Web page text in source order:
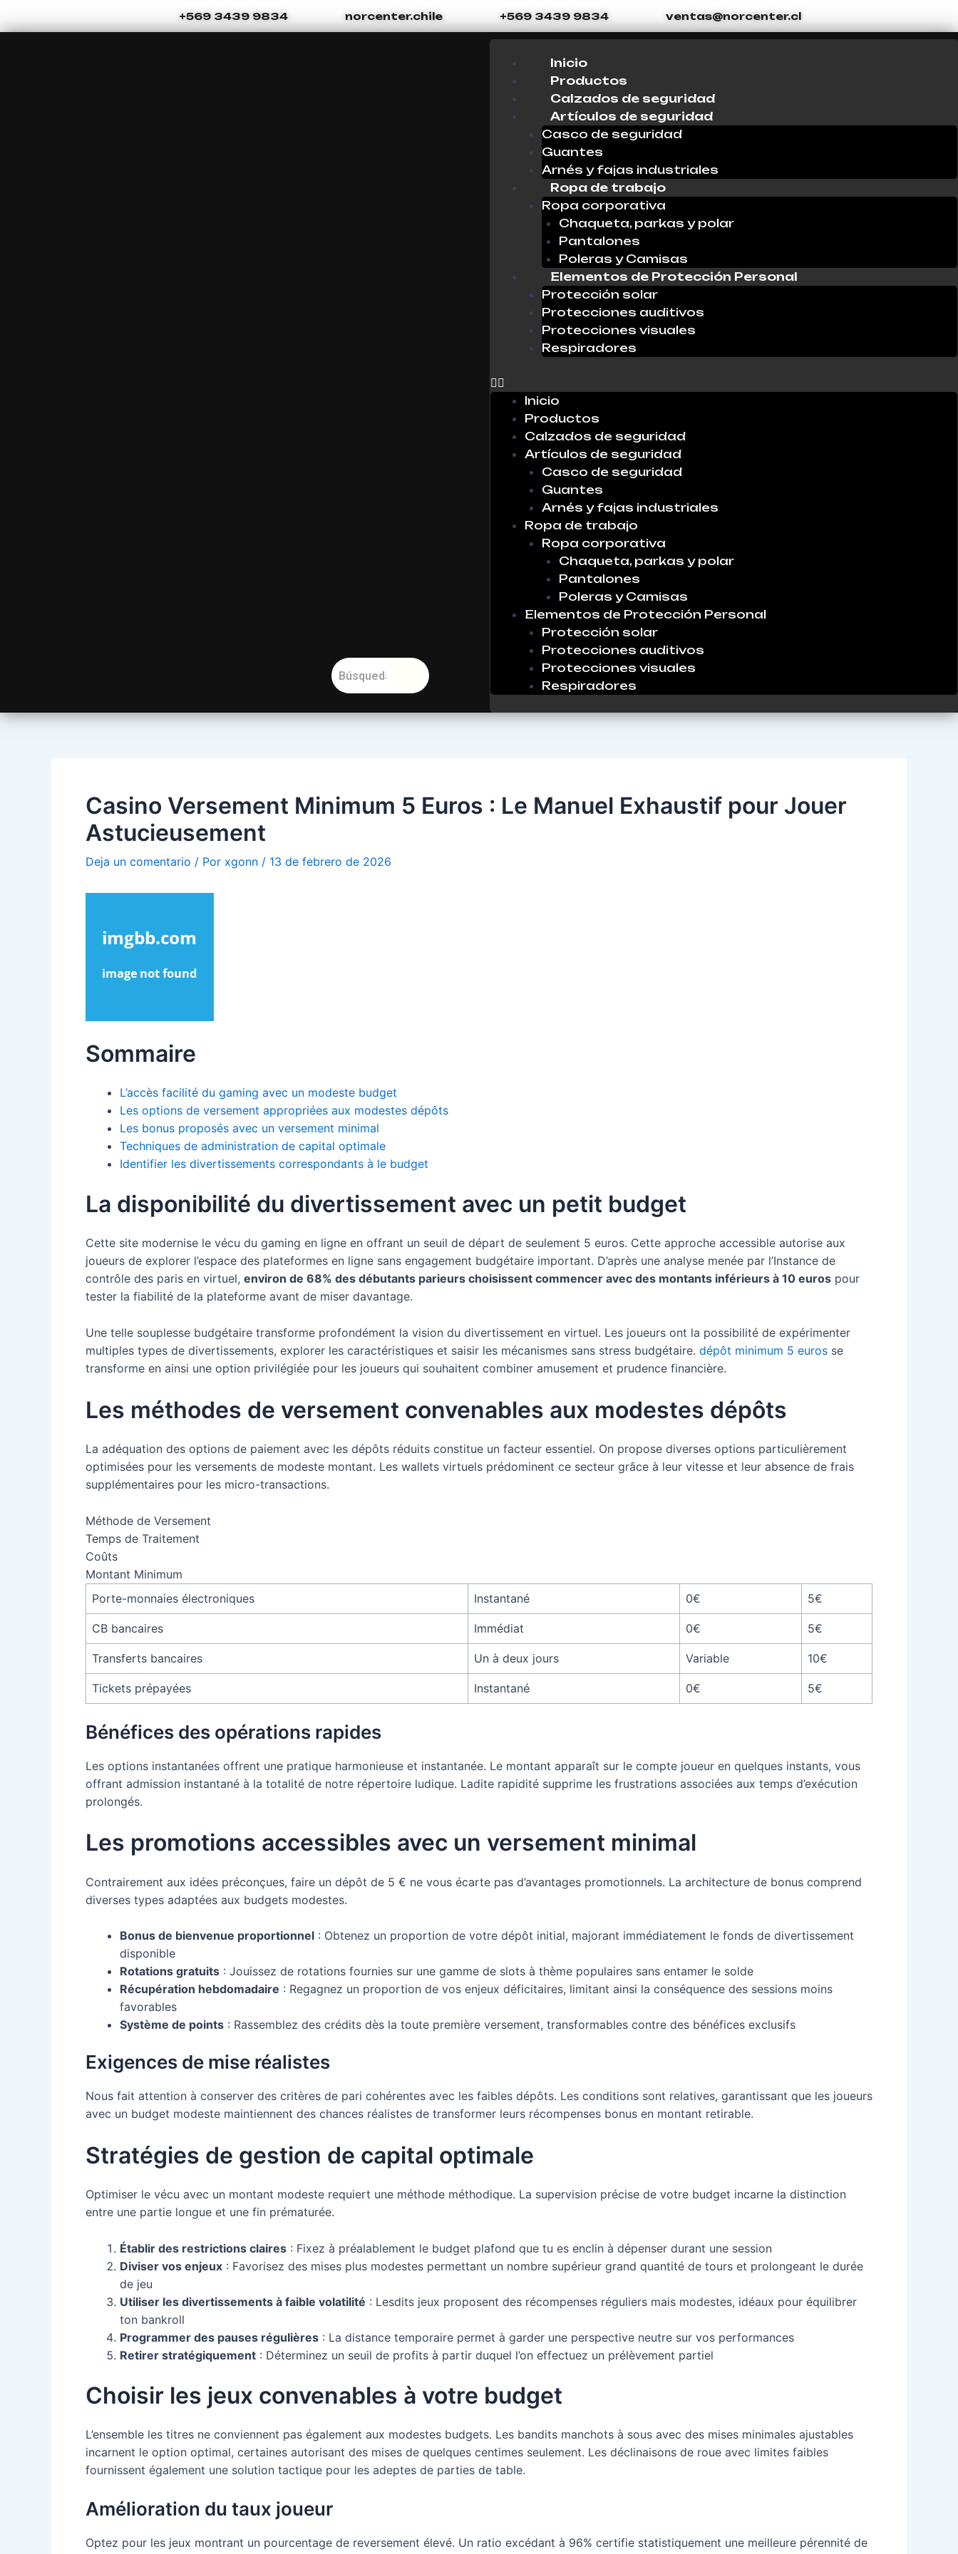
al
+569 3439 9834 norcenter.chile +569 3439 9834 ventas@norcenter.cl
Inicio
Productos
Calzados de seguridad
Artículos de seguridad
Casco de seguridad
Guantes
Arnés y fajas industriales
Ropa de trabajo
Ropa corporativa
Chaqueta, parkas y polar
Pantalones
Poleras y Camisas
Elementos de Protección Personal
Protección solar
Protecciones auditivos
Protecciones visuales
Respiradores
Inicio
Productos
Calzados de seguridad
Artículos de seguridad
Casco de seguridad
Guantes
Arnés y fajas industriales
Ropa de trabajo
Ropa corporativa
Chaqueta, parkas y polar
Pantalones
Poleras y Camisas
Elementos de Protección Personal
Protección solar
Protecciones auditivos
Protecciones visuales
Respiradores
Casino Versement Minimum 5 Euros : Le Manuel Exhaustif pour Jouer
Astucieusement
Deja un comentario / Por xgonn / 13 de febrero de 2026
Sommaire
L’accès facilité du gaming avec un modeste budget
Les options de versement appropriées aux modestes dépôts
Les bonus proposés avec un versement minimal
Techniques de administration de capital optimale
Identifier les divertissements correspondants à le budget
La disponibilité du divertissement avec un petit budget
Cette site modernise le vécu du gaming en ligne en offrant un seuil de départ de seulement 5 euros. Cette approche accessible autorise aux
joueurs de explorer l’espace des plateformes en ligne sans engagement budgétaire important. D’après une analyse menée par l’Instance de
contrôle des paris en virtuel, environ de 68% des débutants parieurs choisissent commencer avec des montants inférieurs à 10 euros pour
tester la fiabilité de la plateforme avant de miser davantage.
Une telle souplesse budgétaire transforme profondément la vision du divertissement en virtuel. Les joueurs ont la possibilité de expérimenter
multiples types de divertissements, explorer les caractéristiques et saisir les mécanismes sans stress budgétaire. dépôt minimum 5 euros se
transforme en ainsi une option privilégiée pour les joueurs qui souhaitent combiner amusement et prudence financière.
Les méthodes de versement convenables aux modestes dépôts
La adéquation des options de paiement avec les dépôts réduits constitue un facteur essentiel. On propose diverses options particulièrement
optimisées pour les versements de modeste montant. Les wallets virtuels prédominent ce secteur grâce à leur vitesse et leur absence de frais
supplémentaires pour les micro-transactions.
Méthode de Versement
Temps de Traitement
Coûts
Montant Minimum
Porte-monnaies électroniques
Instantané 0€ 5€
CB bancaires Immédiat 0€ 5€
Transferts bancaires Un à deux jours Variable 10€
Tickets prépayées Instantané 0€ 5€
Bénéfices des opérations rapides
Les options instantanées offrent une pratique harmonieuse et instantanée. Le montant apparaît sur le compte joueur en quelques instants, vous
offrant admission instantané à la totalité de notre répertoire ludique. Ladite rapidité supprime les frustrations associées aux temps d’exécution
prolongés.
Les promotions accessibles avec un versement minimal
Contrairement aux idées préconçues, faire un dépôt de 5 € ne vous écarte pas d’avantages promotionnels. La architecture de bonus comprend
diverses types adaptées aux budgets modestes.
Bonus de bienvenue proportionnel : Obtenez un proportion de votre dépôt initial, majorant immédiatement le fonds de divertissement
disponible
Rotations gratuits : Jouissez de rotations fournies sur une gamme de slots à thème populaires sans entamer le solde
Récupération hebdomadaire : Regagnez un proportion de vos enjeux déficitaires, limitant ainsi la conséquence des sessions moins
favorables
Système de points : Rassemblez des crédits dès la toute première versement, transformables contre des bénéfices exclusifs
Exigences de mise réalistes
Nous fait attention à conserver des critères de pari cohérentes avec les faibles dépôts. Les conditions sont relatives, garantissant que les joueurs
avec un budget modeste maintiennent des chances réalistes de transformer leurs récompenses bonus en montant retirable.
Stratégies de gestion de capital optimale
Optimiser le vécu avec un montant modeste requiert une méthode méthodique. La supervision précise de votre budget incarne la distinction
entre une partie longue et une fin prématurée.
Établir des restrictions claires : Fixez à préalablement le budget plafond que tu es enclin à dépenser durant une session
Diviser vos enjeux : Favorisez des mises plus modestes permettant un nombre supérieur grand quantité de tours et prolongeant le durée
de jeu
Utiliser les divertissements à faible volatilité : Lesdits jeux proposent des récompenses réguliers mais modestes, idéaux pour équilibrer
ton bankroll
Programmer des pauses régulières : La distance temporaire permet à garder une perspective neutre sur vos performances
Retirer stratégiquement : Déterminez un seuil de profits à partir duquel l’on effectuez un prélèvement partiel
Choisir les jeux convenables à votre budget
L’ensemble les titres ne conviennent pas également aux modestes budgets. Les bandits manchots à sous avec des mises minimales ajustables
incarnent le option optimal, certaines autorisant des mises de quelques centimes seulement. Les déclinaisons de roue avec limites faibles
fournissent également une solution tactique pour les adeptes de parties de table.
Amélioration du taux joueur
Optez pour les jeux montrant un pourcentage de reversement élevé. Un ratio excédant à 96% certifie statistiquement une meilleure pérennité de
de